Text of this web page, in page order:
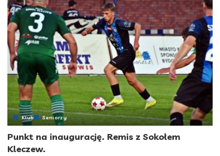
Klub Seniorzy
Punkt na inaugurację. Remis z Sokołem
Kleczew.